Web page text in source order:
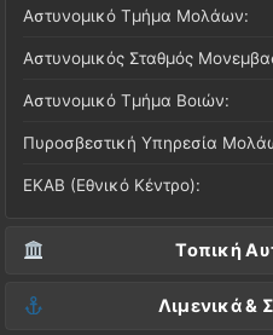
Αστυνομικό Τμήμα Μολάων:
Αστυνομικός Σταθμός
Αστυνομικό Τμήμα Βοιών:
Πυροσβεστική Υπηρεσία
ΕΚΑΒ (Εθνικό Κέντρο):
Τοπική
Δήμος Μονεμβασίας (Έδρα):
Λιμενικά &